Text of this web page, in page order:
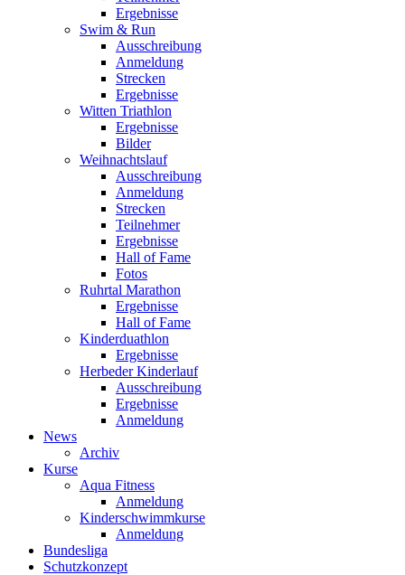
Ergebnisse
Swim & Run
Ausschreibung
Anmeldung
Strecken
Ergebnisse
Witten Triathlon
Ergebnisse
Bilder
Weihnachtslauf
Ausschreibung
Anmeldung
Strecken
Teilnehmer
Ergebnisse
Hall of Fame
Fotos
Ruhrtal Marathon
Ergebnisse
Hall of Fame
Kinderduathlon
Ergebnisse
Herbeder Kinderlauf
Ausschreibung
Ergebnisse
Anmeldung
News
Archiv
Kurse
Aqua Fitness
Anmeldung
Kinderschwimmkurse
Anmeldung
Bundesliga
Schutzkonzept